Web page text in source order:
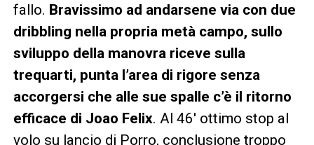
fallo. Bravissimo ad andarsene via con due
dribbling nella propria metà campo, sullo
sviluppo della manovra riceve sulla
trequarti, punta l’area di rigore senza
accorgersi che alle sue spalle c’è il ritorno
efficace di Joao Felix. Al 46′ ottimo stop al
volo su lancio di Porro, conclusione troppo